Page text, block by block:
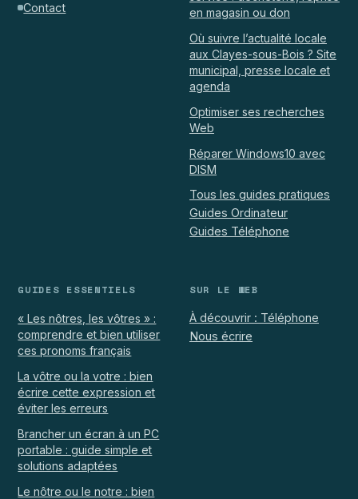
Contact
en magasin ou don
Où suivre l’actualité locale
aux Clayes-sous-Bois ? Site
municipal, presse locale et
agenda
Optimiser ses recherches
Web
Réparer Windows10 avec
DISM
Tous les guides pratiques
Guides Ordinateur
Guides Téléphone
GUIDES ESSENTIELS
« Les nôtres, les vôtres » :
comprendre et bien utiliser
ces pronoms français
La vôtre ou la votre : bien
écrire cette expression et
éviter les erreurs
Brancher un écran à un PC
portable : guide simple et
solutions adaptées
Le nôtre ou le notre : bien
SUR LE WEB
À découvrir : Téléphone
Nous écrire